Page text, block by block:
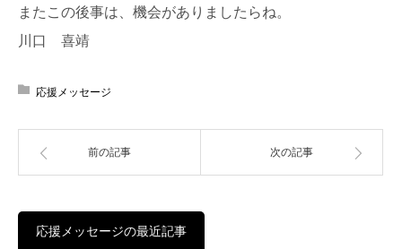
またこの後事は、機会がありましたらね。
川口 喜靖
応援メッセージ
前の記事 次の記事
応援メッセージの最近記事